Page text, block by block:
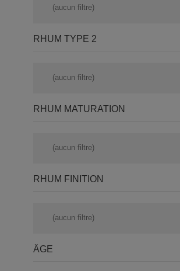
(aucun filtre)
RHUM TYPE 2
(aucun filtre)
RHUM MATURATION
(aucun filtre)
RHUM FINITION
(aucun filtre)
ÂGE